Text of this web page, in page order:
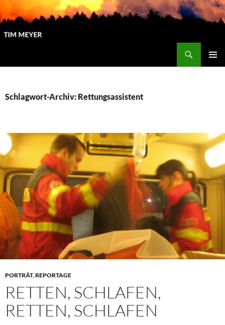
Zum
Inhalt
springen
Schlagwort-Archiv: Rettungsassistent
PORTRÄT,REPORTAGE
RETTEN, SCHLAFEN,
RETTEN, SCHLAFEN